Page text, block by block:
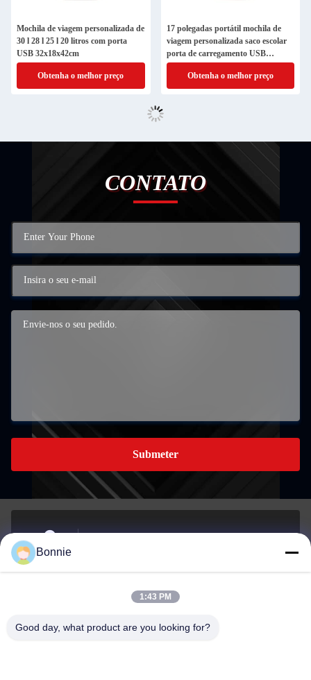
Mochila de viagem personalizada de
30 l 28 l 25 l 20 litros com porta
USB 32x18x42cm
Obtenha o melhor preço
17 polegadas portátil mochila de
viagem personalizada saco escolar
porta de carregamento USB
42x32x14cm
Obtenha o melhor preço
CONTATO
Submeter
Endereço
E-mail
Bonnie@szycw918.com
Bonnie
1:43 PM
Good day, what product are you looking for?